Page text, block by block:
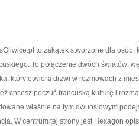
to zakątek stworzone dla
To połączenie dwóch światów:
który otwiera drzwi w rozmowach z
chcesz poczuć francuską kulturę i
właśnie na tym dwuosiowym
W centrum tej strony jest Hexagon